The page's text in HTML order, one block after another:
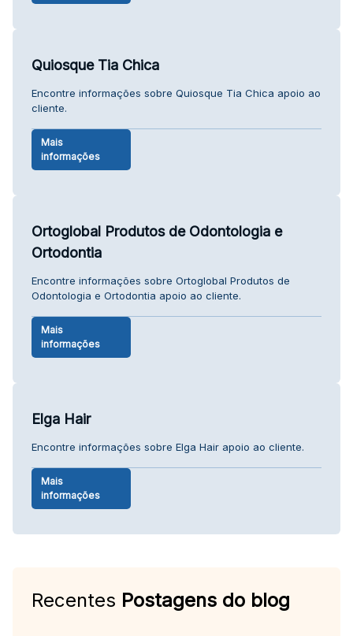
Quiosque Tia Chica
Encontre informações sobre Quiosque Tia Chica apoio ao
cliente.
Mais
informações
Ortoglobal Produtos de Odontologia e
Ortodontia
Encontre informações sobre Ortoglobal Produtos de
Odontologia e Ortodontia apoio ao cliente.
Mais
informações
Elga Hair
Encontre informações sobre Elga Hair apoio ao cliente.
Mais
informações
Recentes Postagens do blog